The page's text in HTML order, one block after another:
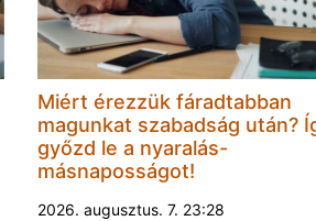
Miért érezzük fáradtabban
magunkat szabadság után?
győzd le a nyaralás-
másnaposságot!
2026. augusztus. 7. 23:28